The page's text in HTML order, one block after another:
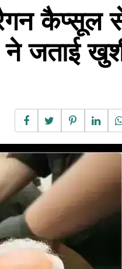
कैप्सूल
जताई